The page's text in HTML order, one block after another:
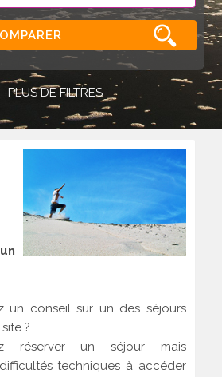
PLUS DE FILTRES
un conseil sur un des séjours
?
réserver un séjour mais
techniques à accéder